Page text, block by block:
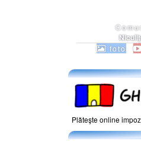
foto
Plăteşte online